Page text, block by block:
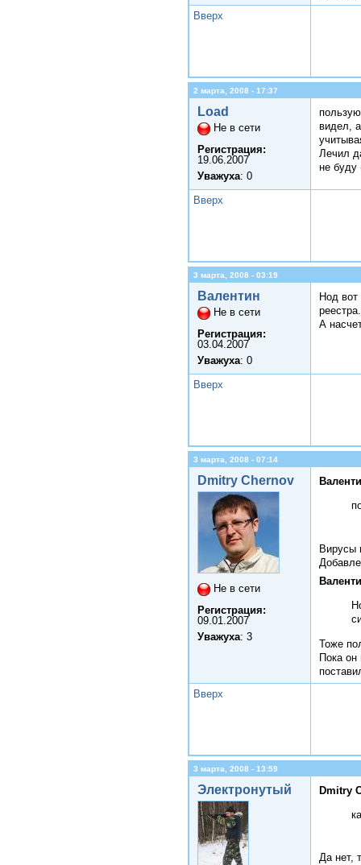
Вверх
2 марта, 2008 - 17:37
Load
Не в сети
Регистрация:
19.06.2007
Уважуха: 0
видел,
Лечил
не буду
Вверх
3 марта, 2008 - 03:19
Валентин
Не в сети
Регистрация:
03.04.2007
Уважуха: 0
Нод
А
Вверх
3 марта, 2008 - 07:14
Dmitry Chernov
Не в сети
Регистрация:
09.01.2007
Уважуха: 3
Вирусы
Тоже
Пока он
Вверх
3 марта, 2008 - 13:59
Электронутый Dmitry
Да нет,